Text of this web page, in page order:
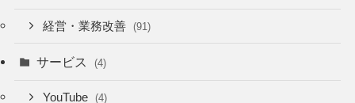
経営・業務改善 (91)
サービス (4)
YouTube (4)